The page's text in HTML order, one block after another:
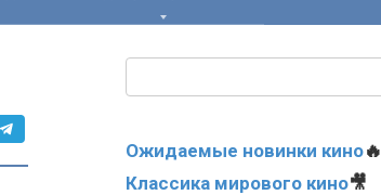
Ожидаемые новинки кино🔥
Классика мирового кино🎥